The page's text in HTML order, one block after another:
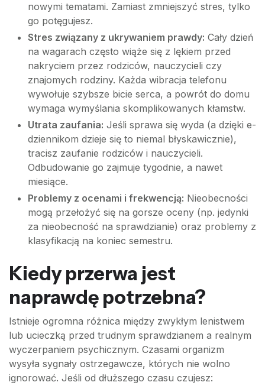
nowymi tematami. Zamiast zmniejszyć stres, tylko
go potęgujesz.
Stres związany z ukrywaniem prawdy: Cały dzień
na wagarach często wiąże się z lękiem przed
nakryciem przez rodziców, nauczycieli czy
znajomych rodziny. Każda wibracja telefonu
wywołuje szybsze bicie serca, a powrót do domu
wymaga wymyślania skomplikowanych kłamstw.
Utrata zaufania: Jeśli sprawa się wyda (a dzięki e-
dziennikom dzieje się to niemal błyskawicznie),
tracisz zaufanie rodziców i nauczycieli.
Odbudowanie go zajmuje tygodnie, a nawet
miesiące.
Problemy z ocenami i frekwencją: Nieobecności
mogą przełożyć się na gorsze oceny (np. jedynki
za nieobecność na sprawdzianie) oraz problemy z
klasyfikacją na koniec semestru.
Kiedy przerwa jest
naprawdę potrzebna?
Istnieje ogromna różnica między zwykłym lenistwem
lub ucieczką przed trudnym sprawdzianem a realnym
wyczerpaniem psychicznym. Czasami organizm
wysyła sygnały ostrzegawcze, których nie wolno
ignorować. Jeśli od dłuższego czasu czujesz: